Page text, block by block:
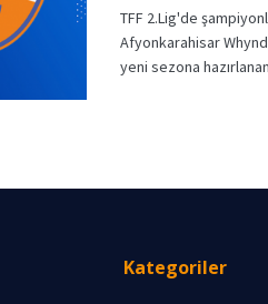
TFF 2.Lig'de
Afyonkarahisar
yeni sezona hazırlanan
Kategoriler